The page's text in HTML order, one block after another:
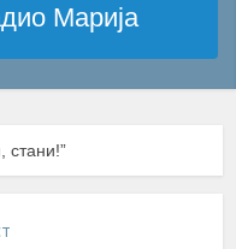
Марија
стани!”